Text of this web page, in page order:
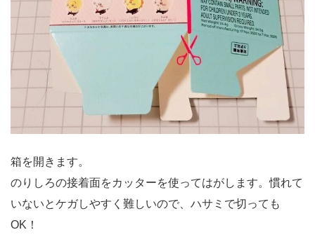
箱を開きます。
のりしろの接着面をカッターを使ってはがします。慣れて
いないとケガしやすく難しいので、ハサミで切っても
OK！